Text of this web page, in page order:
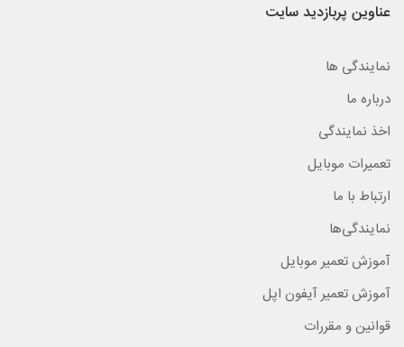
عناوین پربازدید سایت
نمایندگی ها
درباره ما
اخذ نمایندگی
تعمیرات موبایل
ارتباط با ما
نمایندگی‌ها
آموزش تعمیر موبایل
آموزش تعمیر آیفون اپل
قوانین و مقررات